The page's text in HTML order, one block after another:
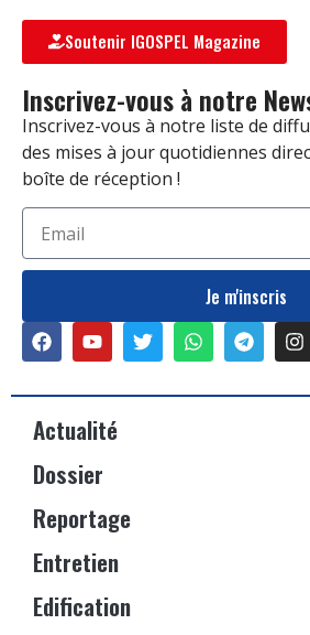
Soutenir IGOSPEL Magazine
Inscrivez-vous à notre
Inscrivez-vous à notre liste de
des mises à jour quotidiennes
boîte de réception !
Je m'inscris
Actualité
Dossier
Reportage
Entretien
Edification